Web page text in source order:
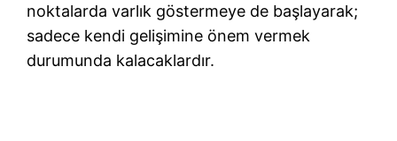
noktalarda varlık göstermeye de başlayarak;
sadece kendi gelişimine önem vermek
durumunda kalacaklardır.